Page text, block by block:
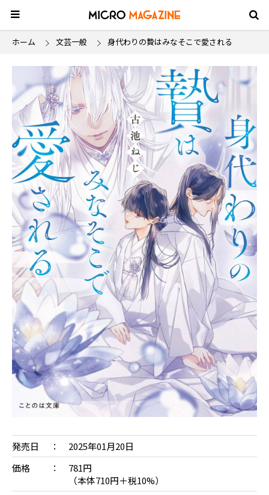
ホーム 文芸一般 身代わりの贄はみなそこで愛される
発売日
2025年01月20日
価格
781円
（本体710円＋税10%）